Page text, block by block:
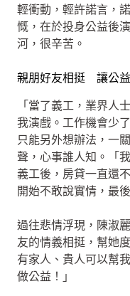
輕衝動，輕許諾言，
慨，在於投身公益後
河，很辛苦。
親朋好友相挺 讓公
「當了義工，業界人
我演戲。工作機會少
只能另外想辦法，一
聲，心事誰人知。「
義工後，房貸一直還
開始不敢說實情，最
過往悲情浮現，陳淑
友的情義相挺，幫她
有家人、貴人可以幫
做公益！」